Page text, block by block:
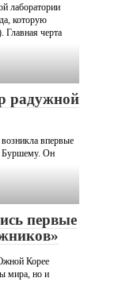
лаборатории
которую
Главная черта
радужной
впервые
Буршeму. Он
первые
Корее
мира, но и